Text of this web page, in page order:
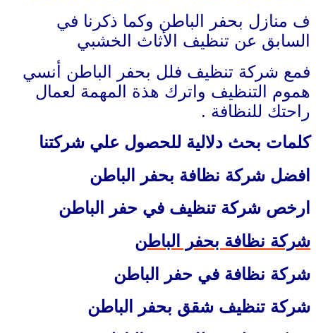
ف منازل بحفر الباطن وكما ذكرنا في
السابق عن تنظيف الأثاث الخشبي
فمع شركة تنظيف فلل بحفر الباطن أنسي
هموم التنظيف واترك هذة المهمة لعمال
راحتك للنظافة .
كلمات بحث دلالية للحصول علي شركتنا
افضل شركة نظافة بحفر الباطن
ارخص شركة تنظيف في حفر الباطن
شركة نظافة بحفر الباطن
شركة نظافة في حفر الباطن
شركة تنظيف شقق بحفر الباطن